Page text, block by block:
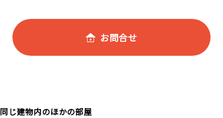
お問合せ
同じ建物内のほかの部屋